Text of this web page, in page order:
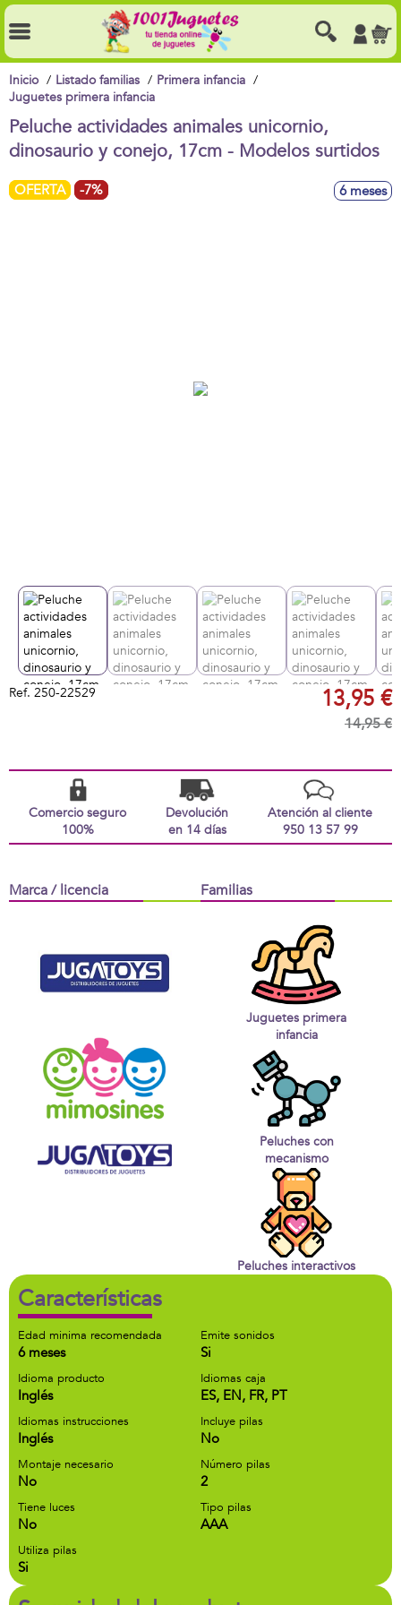
Inicio Listado familias
Primera infancia
Juguetes primera infancia
Peluche actividades animales unicornio,
dinosaurio y conejo, 17cm - Modelos surtidos
OFERTA -7% 6 meses
Ref. 250-22529 13,95 €
14,95 €
Comercio seguro
100%
Devolución
en 14 días
Atención al cliente
950 13 57 99
Marca / licencia Familias
Juguetes primera
infancia
Peluches con
mecanismo
Peluches interactivos
Características
Edad minima recomendada
6 meses
Emite sonidos
Si
Idioma producto
Inglés
Idiomas caja
ES, EN, FR, PT
Idiomas instrucciones
Inglés
Incluye pilas
No
Montaje necesario
No
Número pilas
2
Tiene luces
No
Tipo pilas
AAA
Utiliza pilas
Si